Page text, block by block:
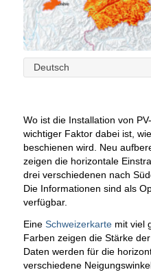
Deutsch
Wo ist die Installation von
wichtiger Faktor dabei ist,
beschienen wird. Neu
zeigen die horizontale
drei verschiedenen nach
Die Informationen sind als
verfügbar.
Eine Schweizerkartemit viel
Farben zeigen die Stärke
Daten werden für die
verschiedene